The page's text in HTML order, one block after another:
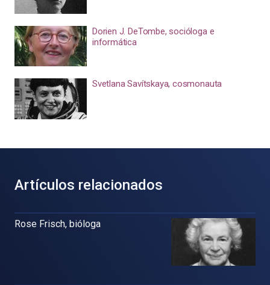
Dorien J. DeTombe, socióloga e
informática
Svetlana Savítskaya, cosmonauta
Artículos relacionados
Rose Frisch, bióloga